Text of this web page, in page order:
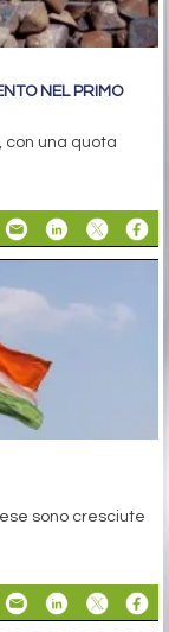
NEL PRIMO
con una quota
sono cresciute